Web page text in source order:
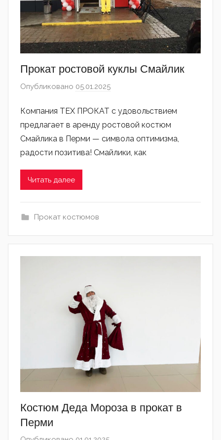
Прокат ростовой куклы Смайлик
Опубликовано 05.01.2025
Компания ТЕХ ПРОКАТ с удовольствием
предлагает в аренду ростовой костюм
Смайлика в Перми — символа оптимизма,
радости позитива! Смайлики, как
Читать далее
Прокат костюмов
Костюм Деда Мороза в прокат в
Перми